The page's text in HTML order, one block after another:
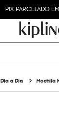
PIX PARCELADO
Dia a Dia Mochila